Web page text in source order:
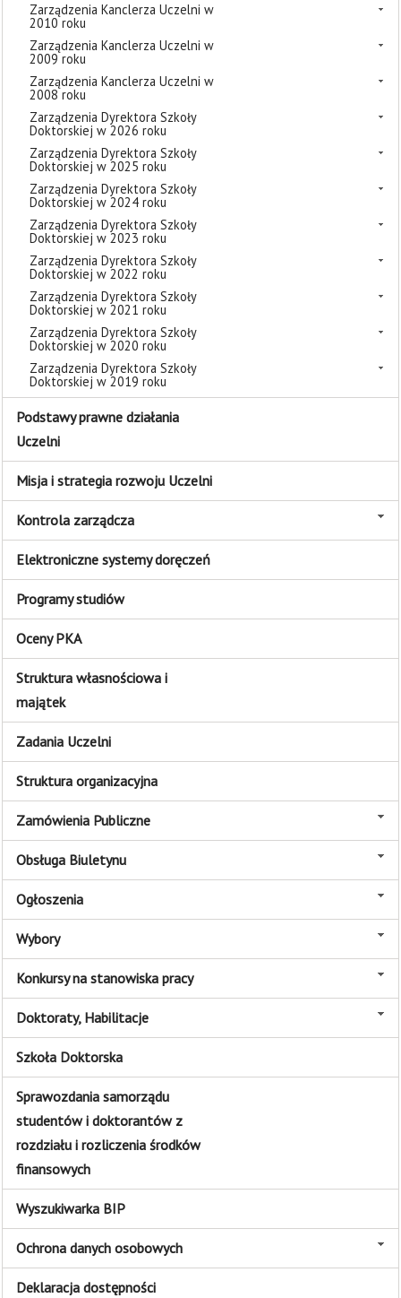
Zarządzenia Kanclerza Uczelni w
2010 roku
Zarządzenia Kanclerza Uczelni w
2009 roku
Zarządzenia Kanclerza Uczelni w
2008 roku
Zarządzenia Dyrektora Szkoły
Doktorskiej w 2026 roku
Zarządzenia Dyrektora Szkoły
Doktorskiej w 2025 roku
Zarządzenia Dyrektora Szkoły
Doktorskiej w 2024 roku
Zarządzenia Dyrektora Szkoły
Doktorskiej w 2023 roku
Zarządzenia Dyrektora Szkoły
Doktorskiej w 2022 roku
Zarządzenia Dyrektora Szkoły
Doktorskiej w 2021 roku
Zarządzenia Dyrektora Szkoły
Doktorskiej w 2020 roku
Zarządzenia Dyrektora Szkoły
Doktorskiej w 2019 roku
Podstawy prawne działania
Uczelni
Misja i strategia rozwoju Uczelni
Kontrola zarządcza
Elektroniczne systemy doręczeń
Programy studiów
Oceny PKA
Struktura własnościowa i
majątek
Zadania Uczelni
Struktura organizacyjna
Zamówienia Publiczne
Obsługa Biuletynu
Ogłoszenia
Wybory
Konkursy na stanowiska pracy
Doktoraty, Habilitacje
Szkoła Doktorska
Sprawozdania samorządu
studentów i doktorantów z
rozdziału i rozliczenia środków
finansowych
Wyszukiwarka BIP
Ochrona danych osobowych
Deklaracja dostępności